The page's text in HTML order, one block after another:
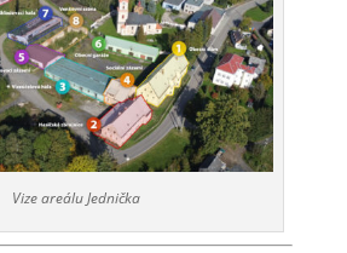
Vize areálu Jednička